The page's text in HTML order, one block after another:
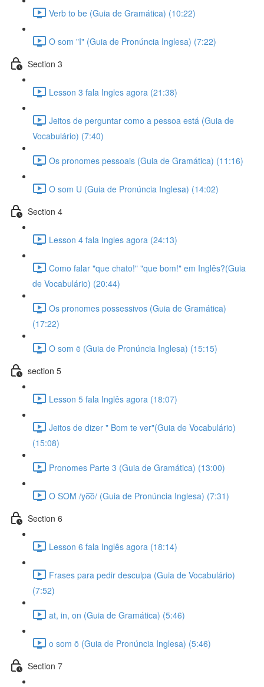
Verb to be (Guia de Gramática) (10:22)
O som "I" (Guia de Pronúncia Inglesa) (7:22)
Section 3
Lesson 3 fala Ingles agora (21:38)
Jeitos de perguntar como a pessoa está (Guia de
Vocabulário) (7:40)
Os pronomes pessoais (Guia de Gramática) (11:16)
O som U (Guia de Pronúncia Inglesa) (14:02)
Section 4
Lesson 4 fala Ingles agora (24:13)
Como falar "que chato!" "que bom!" em Inglês?(Guia
de Vocabulário) (20:44)
Os pronomes possessivos (Guia de Gramática)
(17:22)
O som ē (Guia de Pronúncia Inglesa) (15:15)
section 5
Lesson 5 fala Inglês agora (18:07)
Jeitos de dizer " Bom te ver"(Guia de Vocabulário)
(15:08)
Pronomes Parte 3 (Guia de Gramática) (13:00)
O SOM /yo͞o/ (Guia de Pronúncia Inglesa) (7:31)
Section 6
Lesson 6 fala Inglês agora (18:14)
Frases para pedir desculpa (Guia de Vocabulário)
(7:52)
at, in, on (Guia de Gramática) (5:46)
o som ō (Guia de Pronúncia Inglesa) (5:46)
Section 7